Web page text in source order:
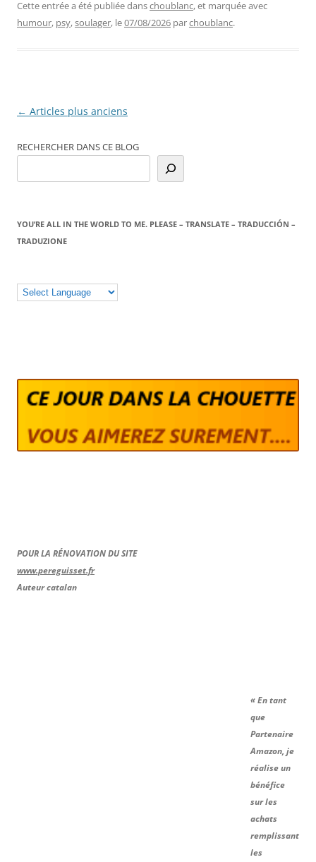
Cette entrée a été publiée danschoublanc, et marquée avec
humour, psy,soulager, le07/08/2026 parchoublanc.
Navigation
articles
← Articles plus anciens
RECHERCHER DANS CE BLOG
YOU’RE ALL IN THE WORLD TO ME. PLEASE – TRANSLATE – TRADUCCIÓN –
TRADUZIONE
POUR LA RÉNOVATION DU SITE
www.pereguisset.fr
Auteur catalan
« En tant
que
Partenaire
Amazon, je
réalise un
bénéfice
sur les
achats
remplissant
les